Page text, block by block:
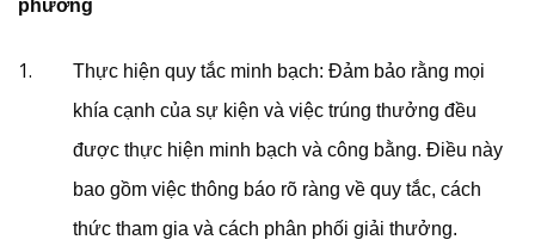
phương
Thực hiện quy tắc minh bạch: Đảm bảo rằng mọi
khía cạnh của sự kiện và việc trúng thưởng đều
được thực hiện minh bạch và công bằng. Điều này
bao gồm việc thông báo rõ ràng về quy tắc, cách
thức tham gia và cách phân phối giải thưởng.